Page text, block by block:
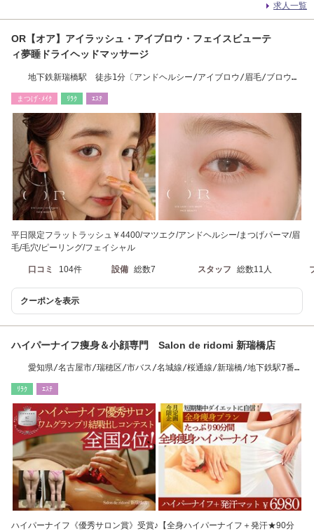
求人一覧
OR【オア】アイラッシュ・アイブロウ・フェイスビューテ
ィ夢睡ドライヘッドマッサージ
地下鉄新瑞橋駅 徒歩1分〔アンドヘルシー/アイブロウ/眉毛/ブロウリ
まつげ･ﾒｲｸ ﾘﾗｸ ｴｽﾃ
平日限定フラットラッシュ￥4400/マツエク/アンドヘルシー/まつげパーマ/眉
毛/毛穴/ピーリング/フェイシャル
口コミ 104件 設備 総数7 スタッフ 総数11人
クーポンを表示
ハイパーナイフ痩身＆小顔専門 Salon de ridomi 新瑞橋店
愛知県/名古屋市/瑞穂区/市バス/名城線/桜通線/新瑞橋/地下鉄駅7番出
ﾘﾗｸ ｴｽﾃ
ハイパーナイフ《優秀サロン賞》受賞♪【全身ハイパーナイフ＋発汗★90分